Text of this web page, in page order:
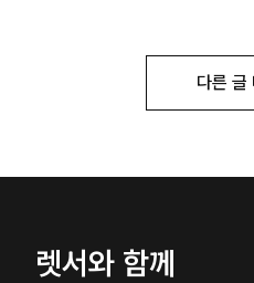
다른 글
렛서와 함께